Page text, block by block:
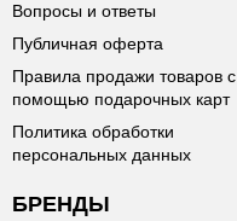
Вопросы и ответы
Публичная оферта
Правила продажи товаров с
помощью подарочных карт
Политика обработки
персональных данных
БРЕНДЫ